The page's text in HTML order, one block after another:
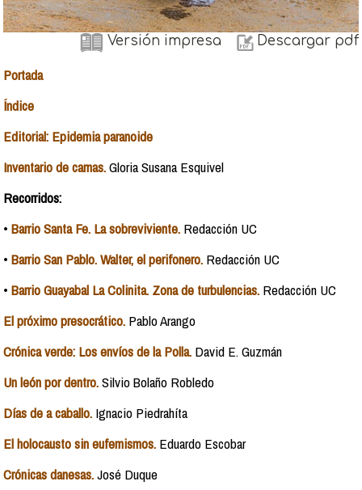
Versión impresa Descargar pdf
Portada
Índice
Editorial: Epidemia paranoide
Inventario de camas.Gloria Susana Esquivel
Recorridos:
•Barrio Santa Fe. La sobreviviente. Redacción UC
•Barrio San Pablo. Walter, el perifonero. Redacción UC
•Barrio Guayabal La Colinita. Zona de turbulencias. Redacción UC
El próximo presocrático. Pablo Arango
Crónica verde: Los envíos de la Polla. David E. Guzmán
Un león por dentro.Silvio Bolaño Robledo
Días de a caballo. Ignacio Piedrahíta
El holocausto sin eufemismos. Eduardo Escobar
Crónicas danesas.José Duque